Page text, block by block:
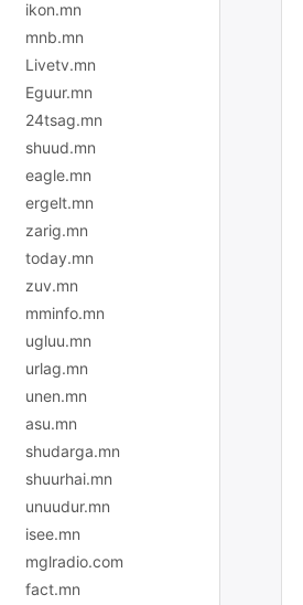
ikon.mn
mnb.mn
Livetv.mn
Eguur.mn
24tsag.mn
shuud.mn
eagle.mn
ergelt.mn
zarig.mn
today.mn
zuv.mn
mminfo.mn
ugluu.mn
urlag.mn
unen.mn
asu.mn
shudarga.mn
shuurhai.mn
unuudur.mn
isee.mn
mglradio.com
fact.mn